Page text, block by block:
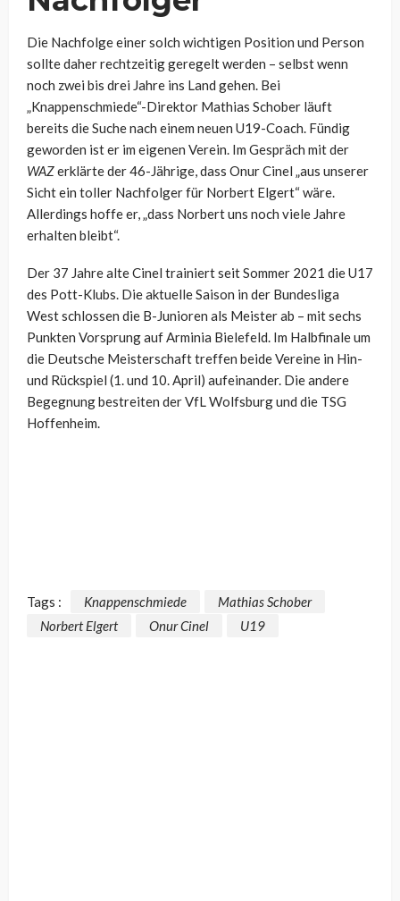
Die Nachfolge einer solch wichtigen Position und Person
sollte daher rechtzeitig geregelt werden – selbst wenn
noch zwei bis drei Jahre ins Land gehen. Bei
„Knappenschmiede“-Direktor Mathias Schober läuft
bereits die Suche nach einem neuen U19-Coach. Fündig
geworden ist er im eigenen Verein. Im Gespräch mit der
WAZerklärte der 46-Jährige, dass Onur Cinel „aus unserer
Sicht ein toller Nachfolger für Norbert Elgert“ wäre.
Allerdings hoffe er, „dass Norbert uns noch viele Jahre
erhalten bleibt“.
Der 37 Jahre alte Cinel trainiert seit Sommer 2021 die U17
des Pott-Klubs. Die aktuelle Saison in der Bundesliga
West schlossen die B-Junioren als Meister ab – mit sechs
Punkten Vorsprung auf Arminia Bielefeld. Im Halbfinale um
die Deutsche Meisterschaft treffen beide Vereine in Hin-
und Rückspiel (1. und 10. April) aufeinander. Die andere
Begegnung bestreiten der VfL Wolfsburg und die TSG
Hoffenheim.
Tags : Knappenschmiede
Mathias Schober
Norbert Elgert
Onur Cinel U19